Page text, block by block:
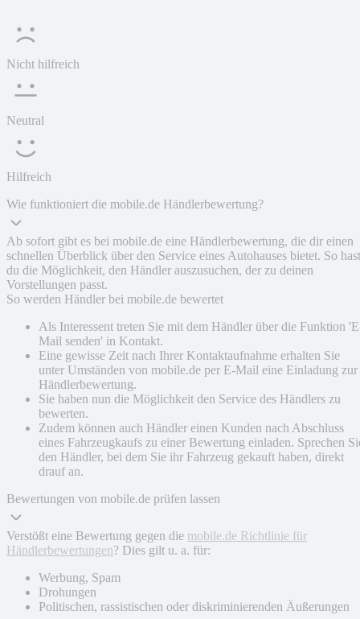
Nicht hilfreich
Neutral
Hilfreich
Wie funktioniert die mobile.de Händlerbewertung?
Ab sofort gibt es bei mobile.de eine Händlerbewertung, die dir einen
schnellen Überblick über den Service eines Autohauses bietet. So hast
du die Möglichkeit, den Händler auszusuchen, der zu deinen
Vorstellungen passt.
So werden Händler bei mobile.de bewertet
Als Interessent treten Sie mit dem Händler über die Funktion
Mail senden' in Kontakt.
Eine gewisse Zeit nach Ihrer Kontaktaufnahme erhalten Sie
unter Umständen von mobile.de per E-Mail eine Einladung zur
Händlerbewertung.
Sie haben nun die Möglichkeit den Service des Händlers zu
bewerten.
Zudem können auch Händler einen Kunden nach Abschluss
eines Fahrzeugkaufs zu einer Bewertung einladen. Sprechen
den Händler, bei dem Sie ihr Fahrzeug gekauft haben, direkt
drauf an.
Bewertungen von mobile.de prüfen lassen
Verstößt eine Bewertung gegen die mobile.de Richtlinie für
Händlerbewertungen? Dies gilt u. a. für:
Werbung, Spam
Drohungen
Politischen, rassistischen oder diskriminierenden Äußerungen